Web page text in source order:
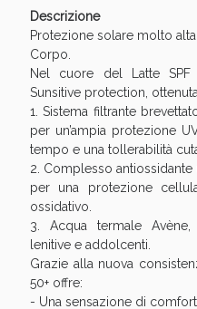
Descrizione
Protezione solare molto
Corpo.
Nel cuore del Latte SPF
Sunsitive protection,
1. Sistema filtrante
per un’ampia protezione
tempo e una tollerabilità
2. Complesso antiossidante
per una protezione
ossidativo.
3. Acqua termale
lenitive e addolcenti.
Grazie alla nuova
50+ offre:
- Una sensazione di
Sconto fino al